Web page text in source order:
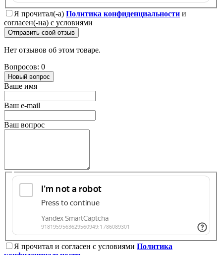
Я прочитал(-а) Политика конфиденциальности и
согласен(-на) с условиями
Отправить свой отзыв
Нет отзывов об этом товаре.
Вопросов: 0
Новый вопрос
Ваше имя
Ваш e-mail
Ваш вопрос
Я прочитал и согласен с условиями Политика